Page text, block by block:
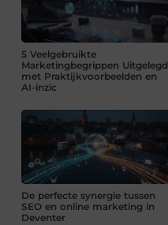
5 Veelgebruikte
Marketingbegrippen Uitgelegd
met Praktijkvoorbeelden en
AI-inzic
De perfecte synergie tussen
SEO en online marketing in
Deventer